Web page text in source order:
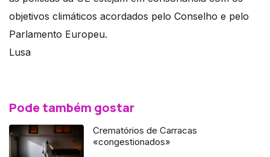
objetivos climáticos acordados pelo Conselho e pelo
Parlamento Europeu.
Lusa
Pode também gostar
Crematórios de Carracas
«congestionados»